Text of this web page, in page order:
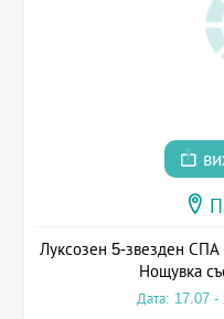
Луксозен 5-звезден
Нощувка
Дата: 17.07 -